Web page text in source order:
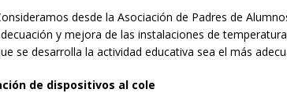
desde la Asociación de Padres de
y mejora de las instalaciones de
se desarrolla la actividad educativa sea el más
de dispositivos al cole